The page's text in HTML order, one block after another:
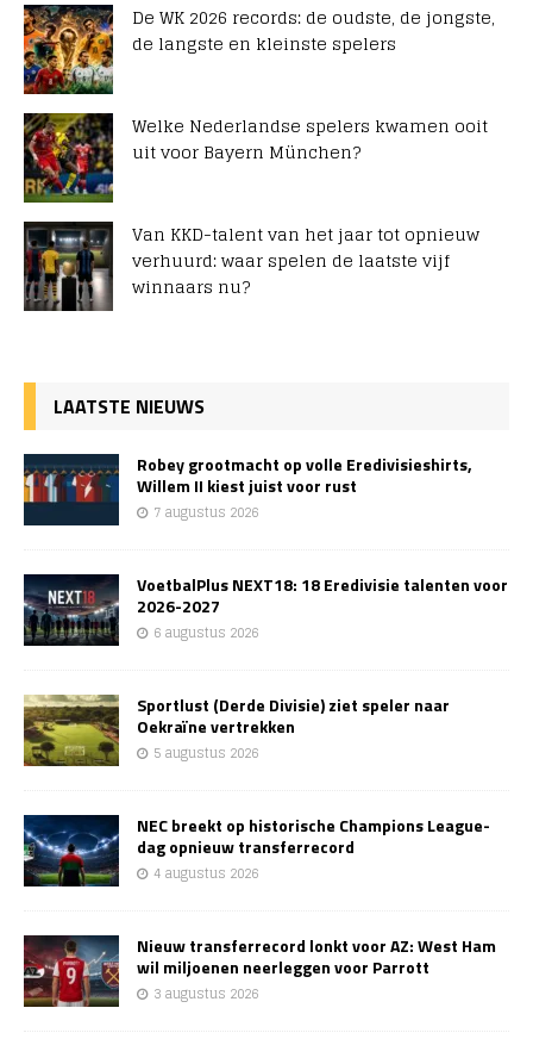
De WK 2026 records: de oudste, de jongste,
de langste en kleinste spelers
Welke Nederlandse spelers kwamen ooit
uit voor Bayern München?
Van KKD-talent van het jaar tot opnieuw
verhuurd: waar spelen de laatste vijf
winnaars nu?
LAATSTE NIEUWS
Robey grootmacht op volle Eredivisieshirts,
Willem II kiest juist voor rust
7 augustus 2026
VoetbalPlus NEXT18: 18 Eredivisie talenten voor
2026-2027
6 augustus 2026
Sportlust (Derde Divisie) ziet speler naar
Oekraïne vertrekken
5 augustus 2026
NEC breekt op historische Champions League-
dag opnieuw transferrecord
4 augustus 2026
Nieuw transferrecord lonkt voor AZ: West Ham
wil miljoenen neerleggen voor Parrott
3 augustus 2026